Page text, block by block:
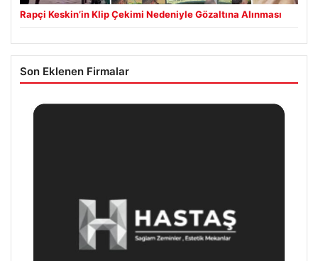
Rapçi Keskin’in Klip Çekimi Nedeniyle Gözaltına Alınması
Son Eklenen Firmalar